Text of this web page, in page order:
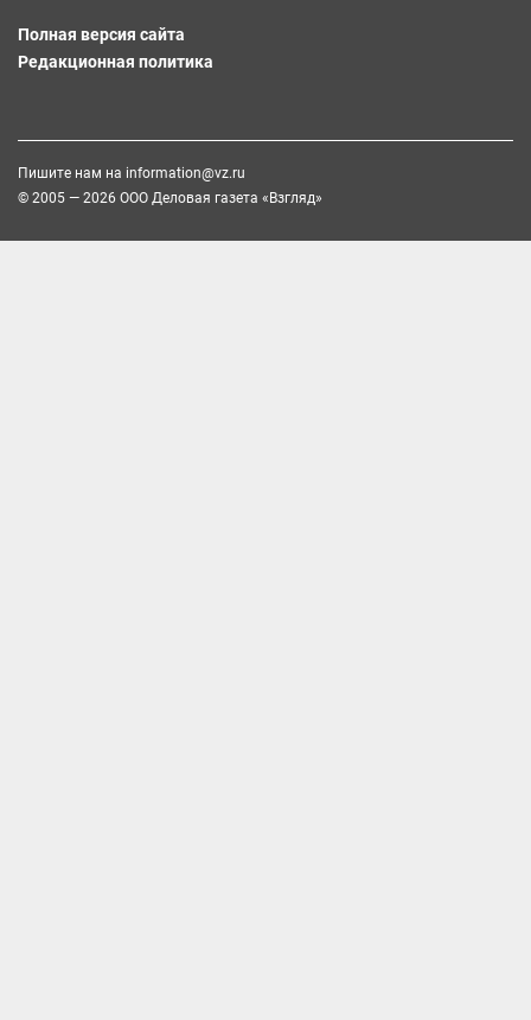
Полная версия сайта
Редакционная политика
Пишите нам на information@vz.ru
© 2005 — 2026 ООО Деловая газета «Взгляд»